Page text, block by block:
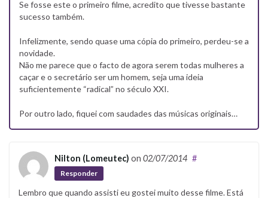
Se fosse este o primeiro filme, acredito que tivesse bastante
sucesso também.
Infelizmente, sendo quase uma cópia do primeiro, perdeu-se a
novidade.
Não me parece que o facto de agora serem todas mulheres a
caçar e o secretário ser um homem, seja uma ideia
suficientemente “radical” no século XXI.
Por outro lado, fiquei com saudades das músicas originais…
Nilton (Lomeutec) on 02/07/2014 #
Responder
Lembro que quando assisti eu gostei muito desse filme. Está